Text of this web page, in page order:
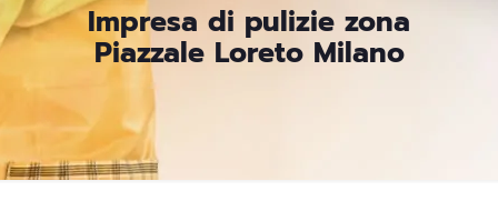
Impresa di pulizie zona
Piazzale Loreto Milano